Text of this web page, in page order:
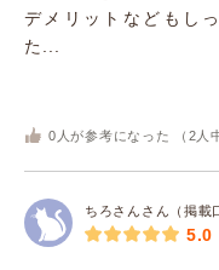
デメリットなどもし
た...
0 人が参考になった （ 2 人
ちろさんさん（掲載
5.0